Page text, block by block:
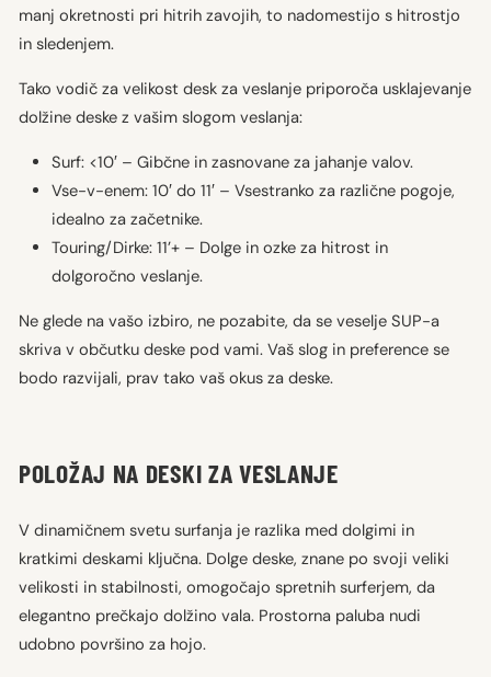
manj okretnosti pri hitrih zavojih, to nadomestijo s hitrostjo
in sledenjem.
Tako vodič za velikost desk za veslanje priporoča usklajevanje
dolžine deske z vašim slogom veslanja:
Surf: <10′ – Gibčne in zasnovane za jahanje valov.
Vse-v-enem: 10′ do 11′ – Vsestranko za različne pogoje,
idealno za začetnike.
Touring/Dirke: 11’+ – Dolge in ozke za hitrost in
dolgoročno veslanje.
Ne glede na vašo izbiro, ne pozabite, da se veselje SUP-a
skriva v občutku deske pod vami. Vaš slog in preference se
bodo razvijali, prav tako vaš okus za deske.
POLOŽAJ NA DESKI ZA VESLANJE
V dinamičnem svetu surfanja je razlika med dolgimi in
kratkimi deskami ključna. Dolge deske, znane po svoji veliki
velikosti in stabilnosti, omogočajo spretnih surferjem, da
elegantno prečkajo dolžino vala. Prostorna paluba nudi
udobno površino za hojo.